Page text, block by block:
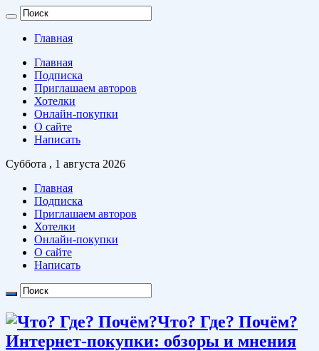
Главная
Главная
Подписка
Приглашаем авторов
Хотелки
Онлайн-покупки
О сайте
Написать
Суббота , 1 августа 2026
Главная
Подписка
Приглашаем авторов
Хотелки
Онлайн-покупки
О сайте
Написать
Что? Где? Почём?
Интернет-покупки: обзоры и мнения